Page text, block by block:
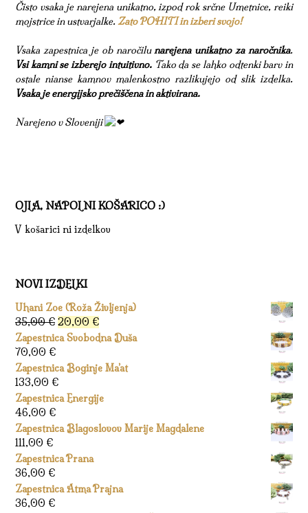
Čisto vsaka je narejena unikatno, izpod rok srčne Umetnice, reiki
mojstrice in ustvarjalke.Zato POHITI in izberi svojo!
Vsaka zapestnica je ob naročilunarejena unikatno za naročnika.
Vsi kamni se izberejo intuitivno.Tako da se lahko odtenki barv in
ostale nianse kamnov malenkostno razlikujejo od slik izdelka.
Vsaka je energijsko prečiščena in aktivirana.
Narejeno v Sloveniji
OJLA, NAPOLNI KOŠARICO :)
V košarici ni izdelkov
NOVI IZDELKI
Uhani Zoe (Roža Življenja)
35,00€ Izvirna
cena
bila:
35,00 €.
20,00 €Trenutna
cena
20,00 €.
Zapestnica Svobodna Duša
70,00 €
Zapestnica Boginje Ma’at
133,00 €
Zapestnica Energije
46,00 €
Zapestnica Blagoslovov Marije Magdalene
111,00 €
Zapestnica Prana
36,00 €
Zapestnica Atma Prajna
36,00 €